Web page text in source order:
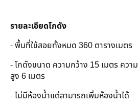
รายละเอียดโกดัง
- พื้นที่ใช้สอยทั้งหมด 360 ตารางเมตร
- โกดังขนาด ความกว้าง 15 เมตร ควา
สูง 6 เมตร
- ไม่มีห้องน้ำแต่สามารถเพิ่มห้องน้ำได้